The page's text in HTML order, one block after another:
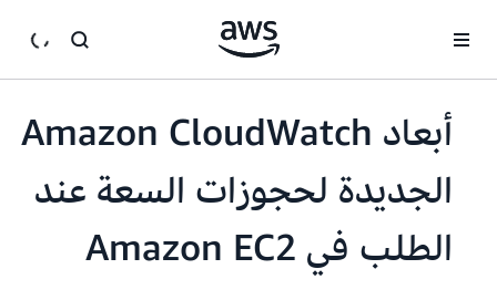
أبعاد Amazon CloudWatch
الجديدة لحجوزات السعة عند
الطلب في Amazon EC2